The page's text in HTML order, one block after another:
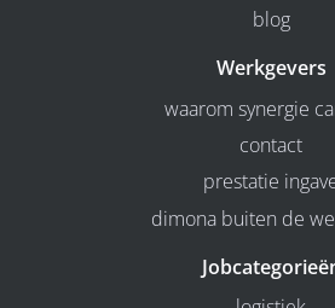
blog
Werkgevers
waarom synergie
contact
prestatie
dimona buiten de